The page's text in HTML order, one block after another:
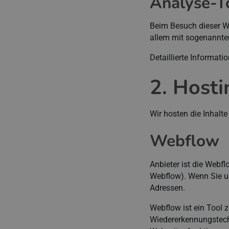
Beim Besuch dieser
allem mit
Detaillierte
2.
Wir hosten die
Webflow
Anbieter ist die
Webflow). Wenn Sie
Adressen.
Webflow ist ein Tool